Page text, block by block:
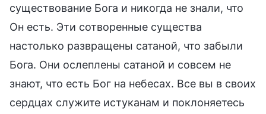
существование Бога и никогда не знали, что
Он есть. Эти сотворенные существа
настолько развращены сатаной, что забыли
Бога. Они ослеплены сатаной и совсем не
знают, что есть Бог на небесах. Все вы в своих
сердцах служите истуканам и поклоняетесь